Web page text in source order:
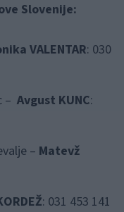
Slovenije:
VALENTAR: 030
– Avgust KUNC:
– Matevž
: 031 453 141